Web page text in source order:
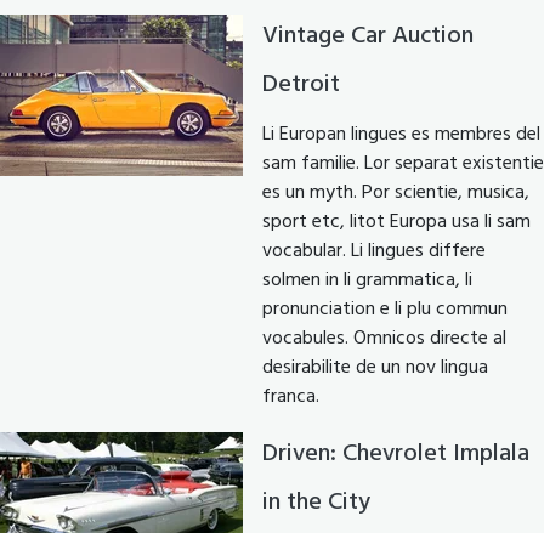
Vintage Car Auction
Detroit
Li Europan lingues es membres del
sam familie. Lor separat existentie
es un myth. Por scientie, musica,
sport etc, litot Europa usa li sam
vocabular. Li lingues differe
solmen in li grammatica, li
pronunciation e li plu commun
vocabules. Omnicos directe al
desirabilite de un nov lingua
franca.
Driven: Chevrolet Implala
in the City